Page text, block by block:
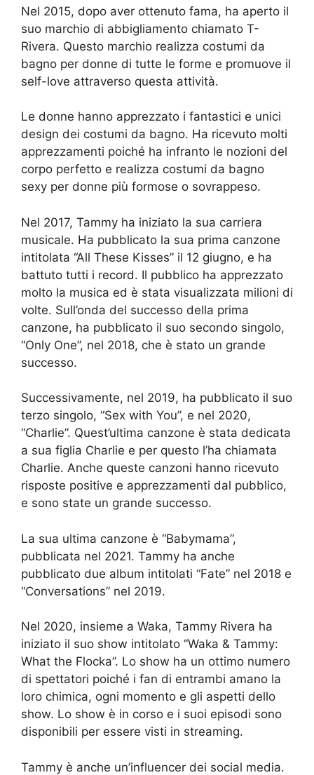
Nel 2015, dopo aver ottenuto fama, ha aperto il
suo marchio di abbigliamento chiamato T-
Rivera. Questo marchio realizza costumi da
bagno per donne di tutte le forme e promuove il
self-love attraverso questa attività.
Le donne hanno apprezzato i fantastici e unici
design dei costumi da bagno. Ha ricevuto molti
apprezzamenti poiché ha infranto le nozioni del
corpo perfetto e realizza costumi da bagno
sexy per donne più formose o sovrappeso.
Nel 2017, Tammy ha iniziato la sua carriera
musicale. Ha pubblicato la sua prima canzone
intitolata “All These Kisses” il 12 giugno, e ha
battuto tutti i record. Il pubblico ha apprezzato
molto la musica ed è stata visualizzata milioni di
volte. Sull’onda del successo della prima
canzone, ha pubblicato il suo secondo singolo,
“Only One”, nel 2018, che è stato un grande
successo.
Successivamente, nel 2019, ha pubblicato il suo
terzo singolo, “Sex with You”, e nel 2020,
“Charlie”. Quest’ultima canzone è stata dedicata
a sua figlia Charlie e per questo l’ha chiamata
Charlie. Anche queste canzoni hanno ricevuto
risposte positive e apprezzamenti dal pubblico,
e sono state un grande successo.
La sua ultima canzone è “Babymama”,
pubblicata nel 2021. Tammy ha anche
pubblicato due album intitolati “Fate” nel 2018 e
“Conversations” nel 2019.
Nel 2020, insieme a Waka, Tammy Rivera ha
iniziato il suo show intitolato “Waka & Tammy:
What the Flocka”. Lo show ha un ottimo numero
di spettatori poiché i fan di entrambi amano la
loro chimica, ogni momento e gli aspetti dello
show. Lo show è in corso e i suoi episodi sono
disponibili per essere visti in streaming.
Tammy è anche un’influencer dei social media.